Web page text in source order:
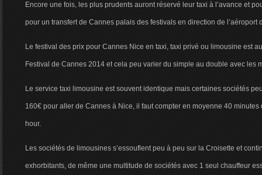
Encore une fois, les plus prudents auront réservé leur taxi à l’avance et
pour un transfert de Cannes palais des festivals en direction de l’aéroport
Le festival des prix pour Cannes Nice en taxi, taxi privé ou limousine est
Festival de Cannes 2014 et cela peu varier du simple au double avec les
Le service taxi limousine est souvent identique mais certaines sociétés
160€ pour aller de Cannes à Nice, il faut compter en moyenne 40
hour.
Les sociétés de limousines s’essouflent peu à peu sur la Croisette et
exhorbitants, de même une multitude de sociétés avec 1 seul chauffeur